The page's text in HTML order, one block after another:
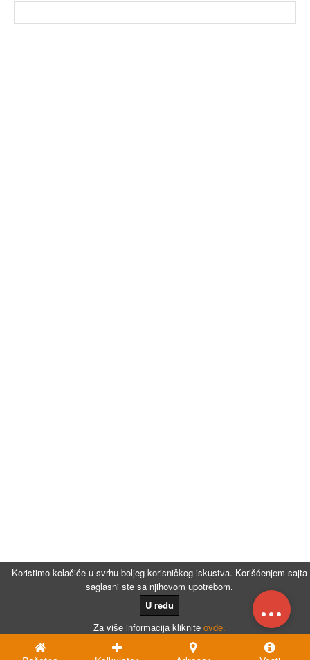
Koristimo kolačiće u svrhu boljeg korisničkog iskustva. Korišćenjem sajta
saglasni ste sa njihovom upotrebom.
U redu
Za više informacija kliknite ovde.
...